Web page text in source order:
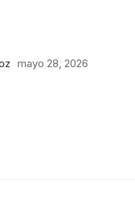
mayo 28, 2026